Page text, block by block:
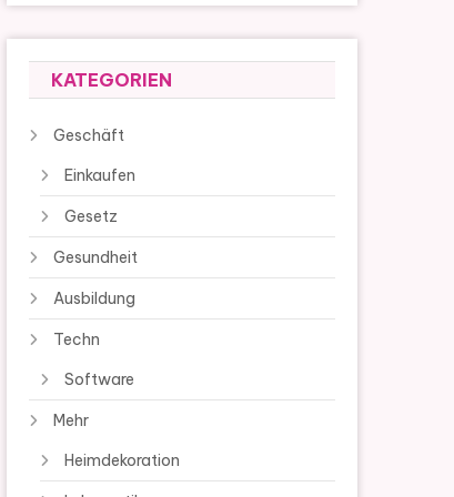
KATEGORIEN
Geschäft
Einkaufen
Gesetz
Gesundheit
Ausbildung
Techn
Software
Mehr
Heimdekoration